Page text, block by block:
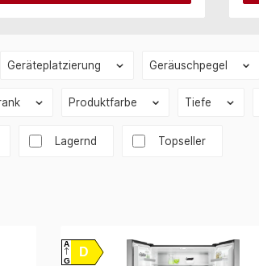
Geräteplatzierung Geräuschpegel
Produktfarbe Tiefe
Lagernd Topseller
D
A
G